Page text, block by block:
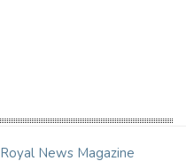
Royal News Magazine